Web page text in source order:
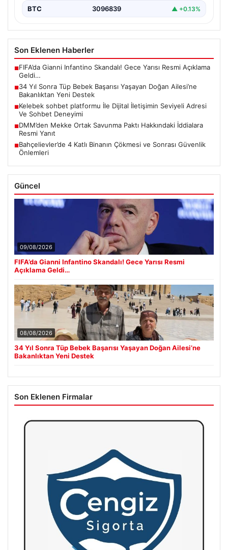
BTC 3096839 ▲ +0.13%
Son Eklenen Haberler
■FIFA’da Gianni Infantino Skandalı! Gece Yarısı Resmi Açıklama
Geldi…
■34 Yıl Sonra Tüp Bebek Başarısı Yaşayan Doğan Ailesi’ne
Bakanlıktan Yeni Destek
■Kelebek sohbet platformu İle Dijital İletişimin Seviyeli Adresi
Ve Sohbet Deneyimi
■DMM’den Mekke Ortak Savunma Paktı Hakkındaki İddialara
Resmi Yanıt
■Bahçelievler’de 4 Katlı Binanın Çökmesi ve Sonrası Güvenlik
Önlemleri
Güncel
09/08/2026
FIFA’da Gianni Infantino Skandalı! Gece Yarısı Resmi
Açıklama Geldi…
08/08/2026
34 Yıl Sonra Tüp Bebek Başarısı Yaşayan Doğan Ailesi’ne
Bakanlıktan Yeni Destek
Son Eklenen Firmalar